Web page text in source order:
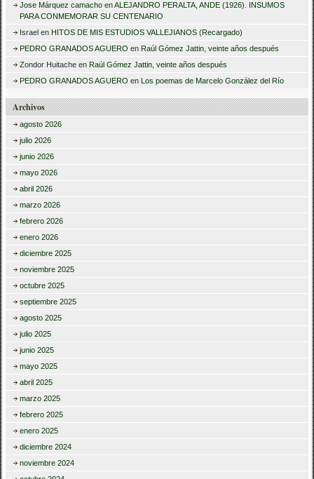
Jose Márquez camacho enALEJANDRO PERALTA, ANDE (1926). INSUMOS
PARA CONMEMORAR SU CENTENARIO
Israel en HITOS DE MIS ESTUDIOS VALLEJIANOS (Recargado)
PEDRO GRANADOS AGUERO en Raúl Gómez Jattin, veinte años después
Zondor Huitache en Raúl Gómez Jattin, veinte años después
PEDRO GRANADOS AGUERO en Los poemas de Marcelo González del Río
Archivos
agosto 2026
julio 2026
junio 2026
mayo 2026
abril 2026
marzo 2026
febrero 2026
enero 2026
diciembre 2025
noviembre 2025
octubre 2025
septiembre 2025
agosto 2025
julio 2025
junio 2025
mayo 2025
abril 2025
marzo 2025
febrero 2025
enero 2025
diciembre 2024
noviembre 2024